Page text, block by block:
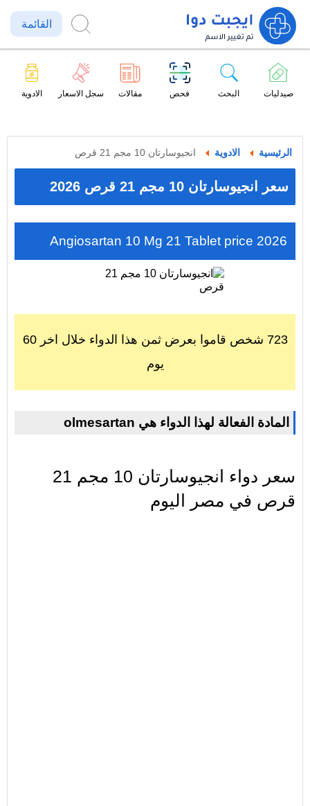
القائمة
صيدليات البحث فحص مقالات سجل الاسعار الادوية
الرئيسية الادوية انجيوسارتان 10 مجم 21 قرص
سعر انجيوسارتان 10 مجم 21 قرص 2026
Angiosartan 10 Mg 21 Tablet price 2026
723 شخص قاموا بعرض ثمن هذا الدواء خلال اخر 60
يوم
olmesartan المادة الفعالة لهذا الدواء هي
سعر دواء انجيوسارتان 10 مجم 21
قرص في مصر اليوم